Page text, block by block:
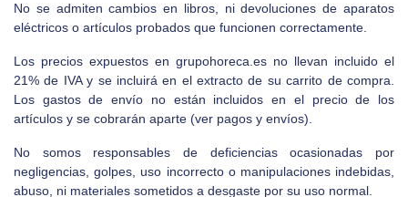
No se admiten cambios en libros, ni devoluciones de aparatos
eléctricos o artículos probados que funcionen correctamente.
Los precios expuestos en grupohoreca.es no llevan incluido el
21% de IVA y se incluirá en el extracto de su carrito de compra.
Los gastos de envío no están incluidos en el precio de los
artículos y se cobrarán aparte (ver pagos y envíos).
No somos responsables de deficiencias ocasionadas por
negligencias, golpes, uso incorrecto o manipulaciones indebidas,
abuso, ni materiales sometidos a desgaste por su uso normal.